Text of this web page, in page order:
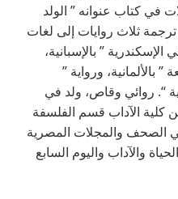
في كتاب عنوانه ” الولد
ثلاث روايات إلى لغات
” بالإسبانية،
ورواية ”
“. روائي وقاص، ولد في
1946 وتخرج من كلية الآداب قسم الفلسفة
الصحف والمجلات المصرية
والآداب واليوم السابع